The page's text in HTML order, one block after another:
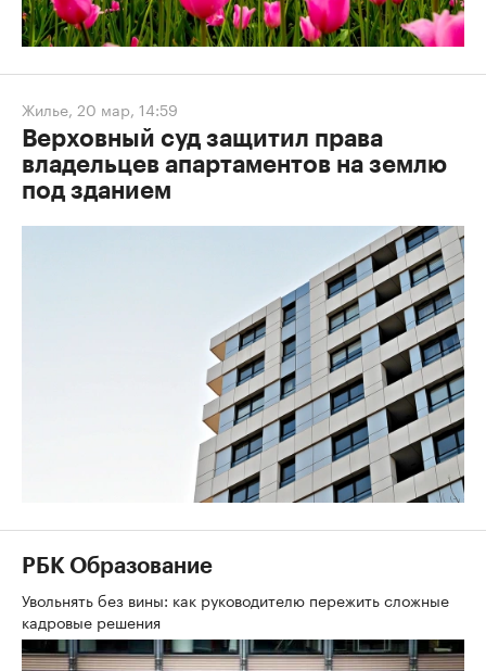
Жилье, 20 мар, 14:59
Верховный суд защитил права
владельцев апартаментов на землю
под зданием
РБК Образование
Увольнять без вины: как руководителю пережить сложные
кадровые решения